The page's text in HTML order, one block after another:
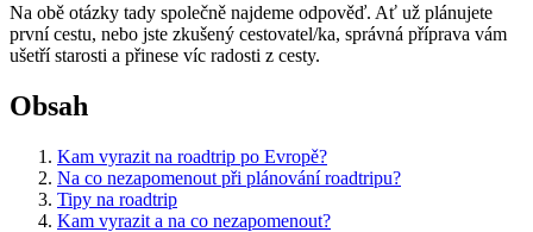
Na obě otázky tady společně najdeme odpověď. Ať už plánujete
první cestu, nebo jste zkušený cestovatel/ka, správná příprava vám
ušetří starosti a přinese víc radosti z cesty.
Obsah
Kam vyrazit na roadtrip po Evropě?
Na co nezapomenout při plánování roadtripu?
Tipy na roadtrip
Kam vyrazit a na co nezapomenout?